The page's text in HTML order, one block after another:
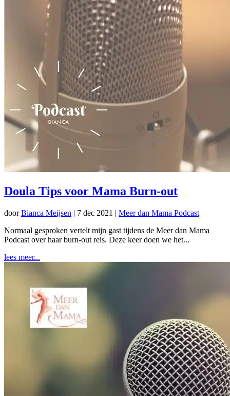
Doula Tips voor Mama Burn-out
doorBianca Meijsen | 7 dec 2021 | Meer dan Mama Podcast
Normaal gesproken vertelt mijn gast tijdens de Meer dan Mama
Podcast over haar burn-out reis. Deze keer doen we het...
lees meer...